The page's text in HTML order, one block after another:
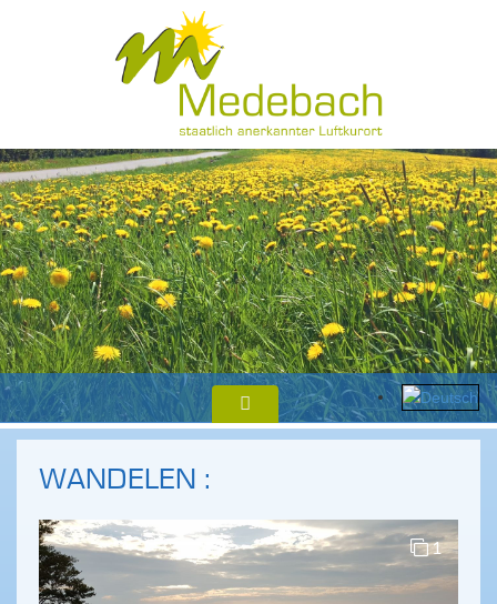
WANDELEN :